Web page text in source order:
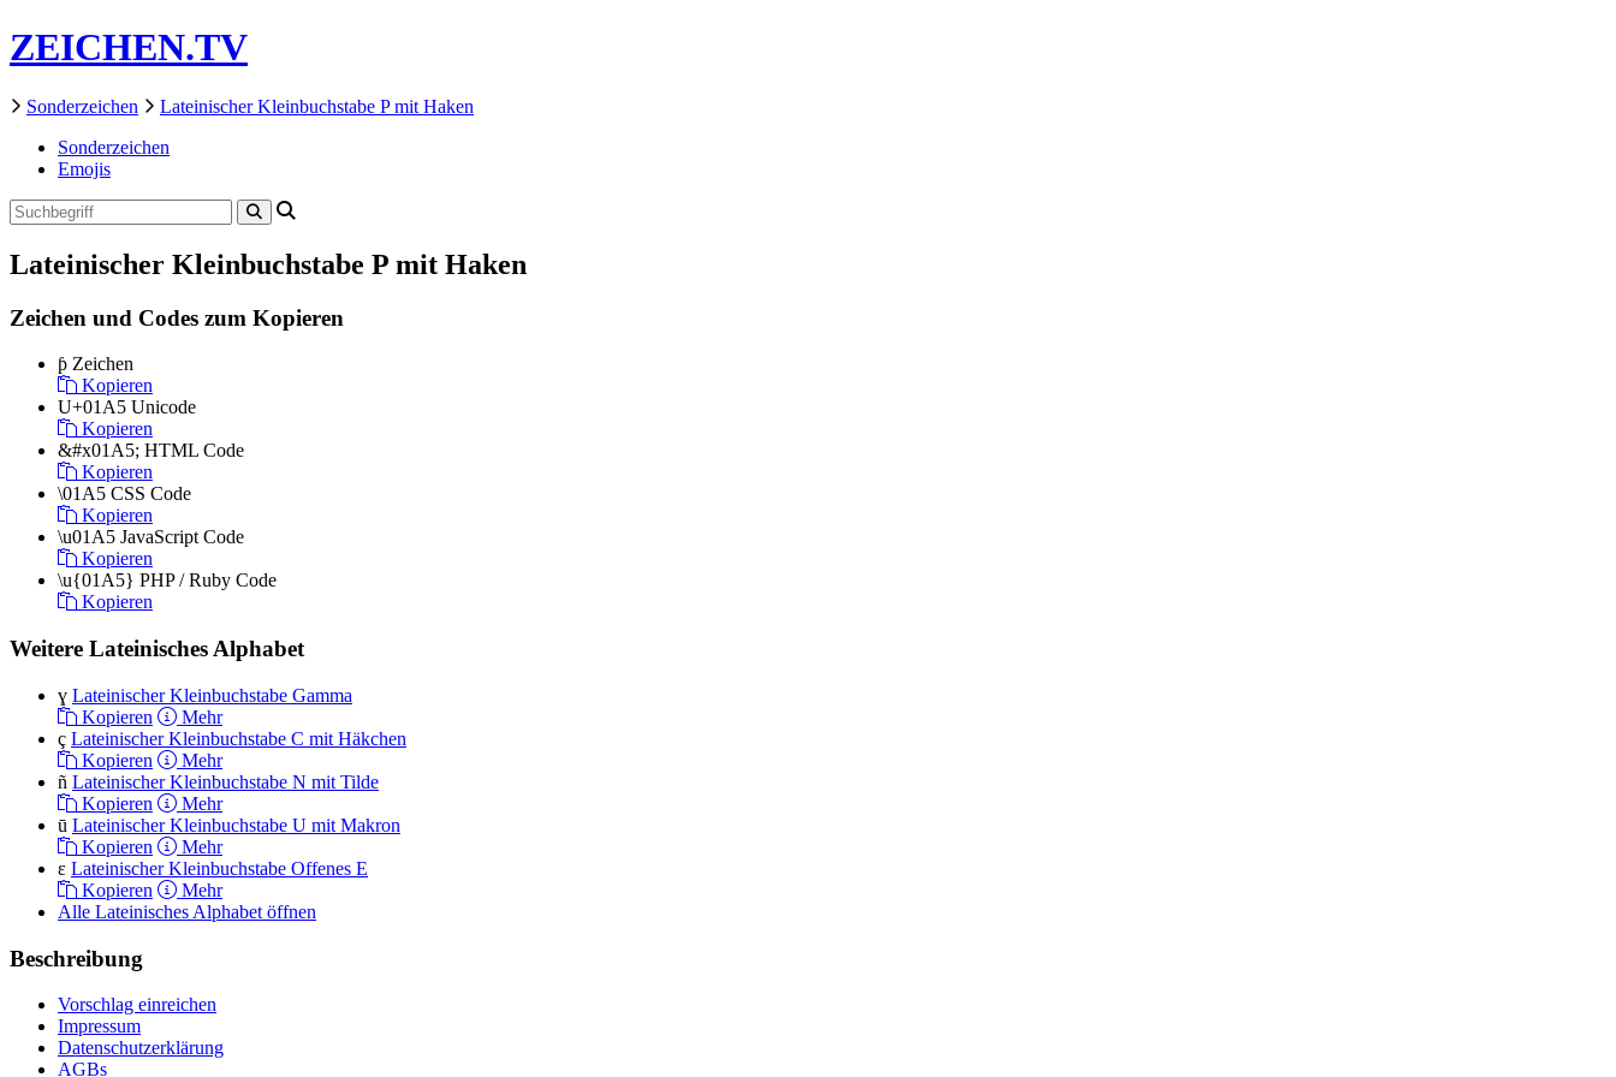
ZEICHEN.TV
Sonderzeichen
Lateinischer Kleinbuchstabe P mit Haken
Sonderzeichen
Emojis
Lateinischer Kleinbuchstabe P mit Haken
Zeichen und Codes zum Kopieren
ƥ Zeichen
Kopieren
U+01A5 Unicode
Kopieren
&#x01A5; HTML Code
Kopieren
\01A5 CSS Code
Kopieren
\u01A5 JavaScript Code
Kopieren
\u{01A5} PHP / Ruby Code
Kopieren
Weitere Lateinisches Alphabet
ɣ Lateinischer Kleinbuchstabe Gamma
Kopieren
Mehr
ç Lateinischer Kleinbuchstabe C mit Häkchen
Kopieren
Mehr
ñ Lateinischer Kleinbuchstabe N mit Tilde
Kopieren
Mehr
ū Lateinischer Kleinbuchstabe U mit Makron
Kopieren
Mehr
ɛ Lateinischer Kleinbuchstabe Offenes E
Kopieren
Mehr
Alle Lateinisches Alphabet öffnen
Beschreibung
Vorschlag einreichen
Impressum
Datenschutzerklärung
AGBs